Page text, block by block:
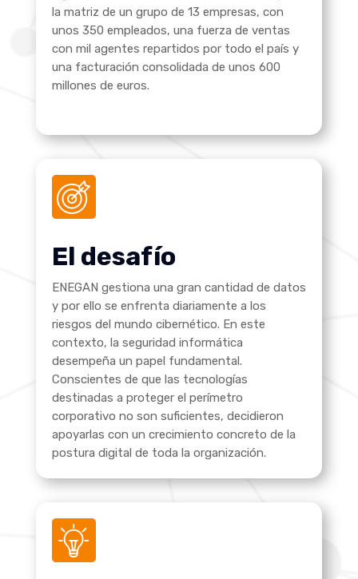
la matriz de un grupo de 13 empresas, con
unos 350 empleados, una fuerza de ventas
con mil agentes repartidos por todo el país y
una facturación consolidada de unos 600
millones de euros.
El desafío
ENEGAN gestiona una gran cantidad de datos
y por ello se enfrenta diariamente a los
riesgos del mundo cibernético. En este
contexto, la seguridad informática
desempeña un papel fundamental.
Conscientes de que las tecnologías
destinadas a proteger el perímetro
corporativo no son suficientes, decidieron
apoyarlas con un crecimiento concreto de la
postura digital de toda la organización.